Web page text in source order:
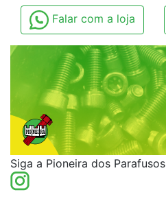
Falar com a loja
Siga a Pioneira dos Parafusos